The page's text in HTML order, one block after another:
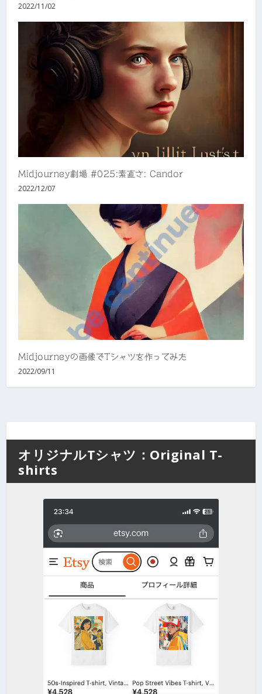
2022/11/02
Midjourney劇場 #025:素直さ: Candor
2022/12/07
Midjourneyの画像でTシャツを作ってみた
2022/09/11
オリジナルTシャツ：Original T-
shirts